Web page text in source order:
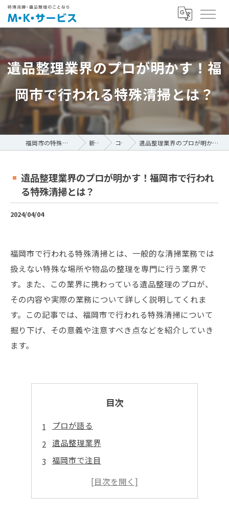
遺品整理業界のプロが明かす！福
岡市で行われる特殊清掃とは？
福岡市の特殊清掃ならM・K・サービス 新着情報 コラム 遺品整理業界のプロが明かす！福岡市で行われる特殊清掃とは？
遺品整理業界のプロが明かす！福岡市で行われ
る特殊清掃とは？
2024/04/04
福岡市で行われる特殊清掃とは、一般的な清掃業務では
扱えない特殊な場所や物品の整理を専門に行う業界で
す。また、この業界に携わっている遺品整理のプロが、
その内容や実際の業務について詳しく説明してくれま
す。この記事では、福岡市で行われる特殊清掃について
掘り下げ、その意義や注意すべき点などを紹介していき
ます。
目次
プロが語る
遺品整理業界
福岡市で注目
特殊清掃の必要性